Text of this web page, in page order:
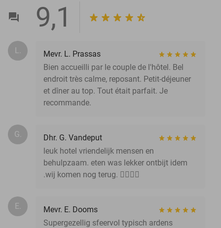
9,1
L.
Mevr. L. Prassas
Bien accueilli par le couple de l'hôtel. Bel
endroit très calme, reposant. Petit-déjeuner
et dîner au top. Tout était parfait. Je
recommande.
G.
Dhr. G. Vandeput
leuk hotel vriendelijk mensen en
behulpzaam. eten was lekker ontbijt idem
.wij komen nog terug. 👌🏻👍🏻
E.
Mevr. E. Dooms
Supergezellig sfeervol typisch ardens